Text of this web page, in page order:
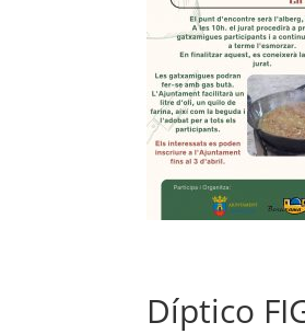
Díptico